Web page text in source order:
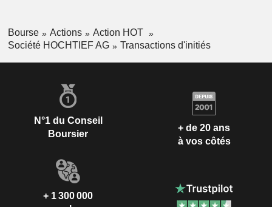
Bourse Actions
Action HOT
Société HOCHTIEF AG
Transactions d'initiés
N°1 du Conseil
Boursier
+ de 20 ans
à vos côtés
+ 1 300 000